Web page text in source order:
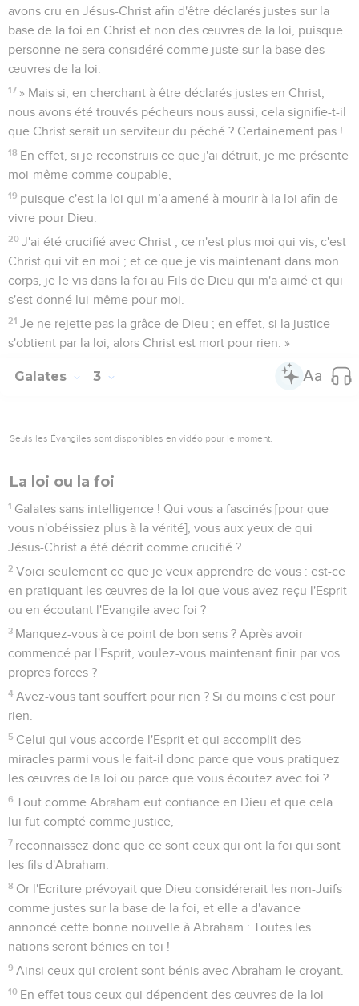
avons cru en Jésus-Christ afin d'être déclarés justes sur la
base de la foi en Christ et non des œuvres de la loi, puisque
personne ne sera considéré comme juste sur la base des
œuvres de la loi.
17 » Mais si, en cherchant à être déclarés justes en Christ,
nous avons été trouvés pécheurs nous aussi, cela signifie-t-il
que Christ serait un serviteur du péché ? Certainement pas !
18 En effet, si je reconstruis ce que j'ai détruit, je me présente
moi-même comme coupable,
19 puisque c'est la loi qui m’a amené à mourir à la loi afin de
vivre pour Dieu.
20 J'ai été crucifié avec Christ ; ce n'est plus moi qui vis, c'est
Christ qui vit en moi ; et ce que je vis maintenant dans mon
corps, je le vis dans la foi au Fils de Dieu qui m'a aimé et qui
s'est donné lui-même pour moi.
21 Je ne rejette pas la grâce de Dieu ; en effet, si la justice
s'obtient par la loi, alors Christ est mort pour rien. »
Galates 3
Seuls les Évangiles sont disponibles en vidéo pour le moment.
La loi ou la foi
1 Galates sans intelligence ! Qui vous a fascinés [pour que
vous n'obéissiez plus à la vérité], vous aux yeux de qui
Jésus-Christ a été décrit comme crucifié ?
2 Voici seulement ce que je veux apprendre de vous : est-ce
en pratiquant les œuvres de la loi que vous avez reçu l'Esprit
ou en écoutant l'Evangile avec foi ?
3 Manquez-vous à ce point de bon sens ? Après avoir
commencé par l'Esprit, voulez-vous maintenant finir par vos
propres forces ?
4 Avez-vous tant souffert pour rien ? Si du moins c'est pour
rien.
5 Celui qui vous accorde l'Esprit et qui accomplit des
miracles parmi vous le fait-il donc parce que vous pratiquez
les œuvres de la loi ou parce que vous écoutez avec foi ?
6 Tout comme Abraham eut confiance en Dieu et que cela
lui fut compté comme justice,
7 reconnaissez donc que ce sont ceux qui ont la foi qui sont
les fils d'Abraham.
8 Or l'Ecriture prévoyait que Dieu considérerait les non-Juifs
comme justes sur la base de la foi, et elle a d'avance
annoncé cette bonne nouvelle à Abraham : Toutes les
nations seront bénies en toi !
9 Ainsi ceux qui croient sont bénis avec Abraham le croyant.
10 En effet tous ceux qui dépendent des œuvres de la loi